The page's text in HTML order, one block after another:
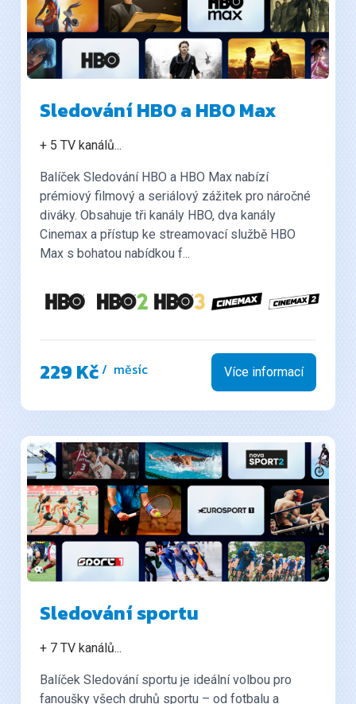
Sledování HBO a HBO Max
+ 5 TV kanálů...
Balíček Sledování HBO a HBO Max nabízí
prémiový filmový a seriálový zážitek pro náročné
diváky. Obsahuje tři kanály HBO, dva kanály
Cinemax a přístup ke streamovací službě HBO
Max s bohatou nabídkou f...
229 Kč/ měsíc Více informací
Sledování sportu
+ 7 TV kanálů...
Balíček Sledování sportu je ideální volbou pro
fanoušky všech druhů sportu – od fotbalu a